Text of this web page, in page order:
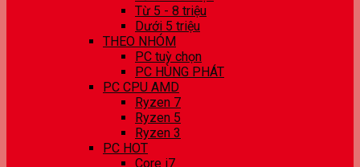
Từ 5 - 8 triệu
Dưới 5 triệu
THEO NHÓM
PC tuỳ chọn
PC HÙNG PHÁT
PC CPU AMD
Ryzen 7
Ryzen 5
Ryzen 3
PC HOT
Core i7